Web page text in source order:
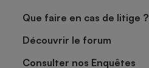
Que faire en cas de litige ?
Découvrir le forum
Consulter nos Enquêtes